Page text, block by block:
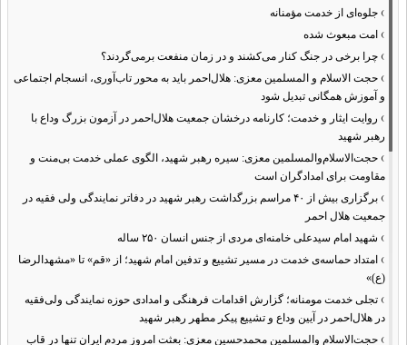
› جلوه‌ای از خدمت مؤمنانه
› امت مبعوث شده
› چرا برخی در جنگ کنار می‌کشند و در زمان منفعت برمی‌گردند؟
› حجت الاسلام و المسلمین معزی: هلال‌احمر باید به محور تاب‌آوری، انسجام اجتماعی
و آموزش همگانی تبدیل شود
› روایت ایثار و خدمت؛ کارنامه درخشان جمعیت هلال‌احمر در آزمون بزرگ وداع با
رهبر شهید
› حجت‌الاسلام‌والمسلمین معزی: سیره رهبر شهید، الگوی عملی خدمت بی‌منت و
مقاومت برای امدادگران است
›
برگزاری بیش از ۴۰ مراسم بزرگداشت رهبر شهید در دفاتر نمایندگی ولی فقیه در
جمعیت هلال احمر
› شهید امام سیدعلی خامنه‌ای مردی از جنس انسان ۲۵۰ ساله
› امتداد حماسه‌ی خدمت در مسیر تشییع و تدفین امام شهید؛ از «قم» تا «مشهدالرضا
(ع)»
› تجلی خدمت مومنانه؛ گزارش اقدامات فرهنگی و امدادی حوزه نمایندگی ولی‌فقیه
در هلال‌احمر در آیین وداع و تشییع پیکر مطهر رهبر شهید
› حجت‌الاسلام والمسلمین محمدحسین معزی: بعثت امروز مردم ایران تنها در قاب